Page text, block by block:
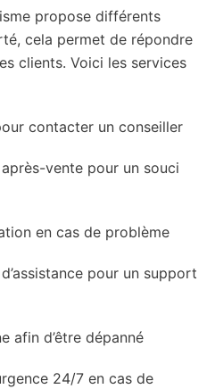
propose différents
cela permet de répondre
clients. Voici les services
contacter un conseiller
vente pour un souci
en cas de problème
pour un support
afin d’être dépanné
24/7 en cas de